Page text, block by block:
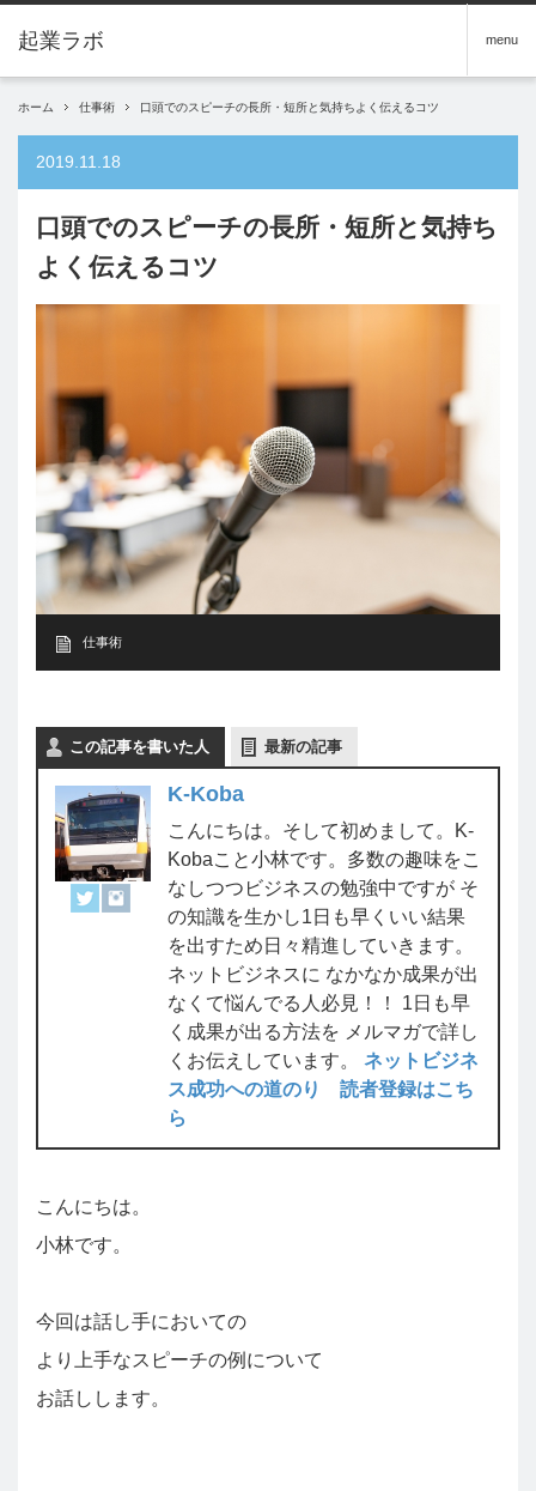
menu
ホーム 仕事術 口頭でのスピーチの長所・短所と気持ちよく伝えるコツ
2019.11.18
口頭でのスピーチの長所・短所と気持ち
よく伝えるコツ
仕事術
この記事を書いた人 最新の記事
K-Koba
こんにちは。そして初めまして。K-
Kobaこと小林です。多数の趣味をこ
なしつつビジネスの勉強中ですが そ
の知識を生かし1日も早くいい結果
を出すため日々精進していきます。
ネットビジネスに なかなか成果が出
なくて悩んでる人必見！！ 1日も早
く成果が出る方法を メルマガで詳し
くお伝えしています。 ネットビジネ
ス成功への道のり 読者登録はこち
ら
こんにちは。
小林です。
今回は話し手においての
より上手なスピーチの例について
お話しします。